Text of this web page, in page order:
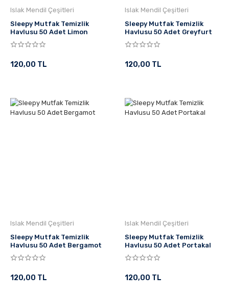
Islak Mendil Çeşitleri
Sleepy Mutfak Temizlik
Havlusu 50 Adet Limon
120,00 TL
Islak Mendil Çeşitleri
Sleepy Mutfak Temizlik
Havlusu 50 Adet Greyfurt
120,00 TL
Islak Mendil Çeşitleri
Sleepy Mutfak Temizlik
Havlusu 50 Adet Bergamot
120,00 TL
Islak Mendil Çeşitleri
Sleepy Mutfak Temizlik
Havlusu 50 Adet Portakal
120,00 TL